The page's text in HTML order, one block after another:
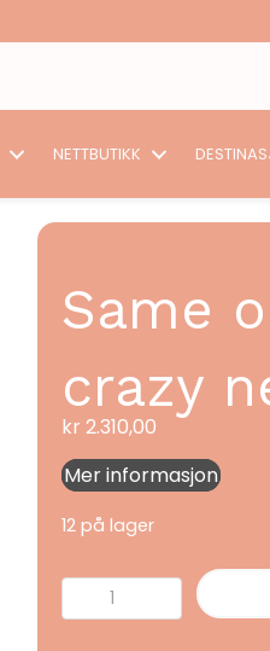
NETTBUTIKK
Same
crazy
kr 2.310,00
Mer informasjon
12 på lager
Same
old,